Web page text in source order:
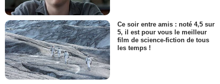
Ce soir entre amis : noté 4,5 sur
5, il est pour vous le meilleur
film de science-fiction de tous
les temps !